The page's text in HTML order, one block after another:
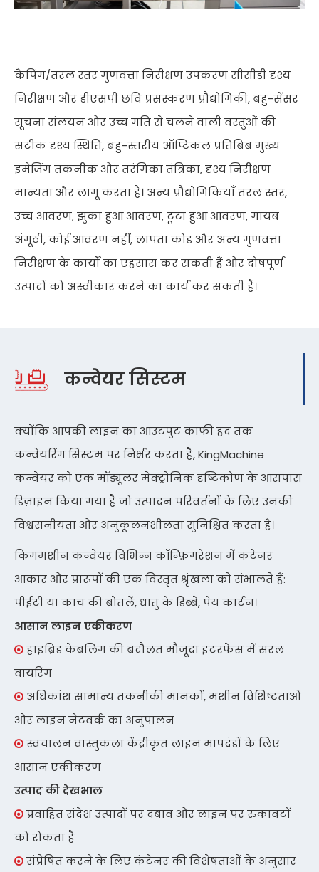
कैपिंग/तरल स्तर गुणवत्ता निरीक्षण उपकरण सीसीडी दृश्य
निरीक्षण और डीएसपी छवि प्रसंस्करण प्रौद्योगिकी, बहु-सेंसर
सूचना संलयन और उच्च गति से चलने वाली वस्तुओं की
सटीक दृश्य स्थिति, बहु-स्तरीय ऑप्टिकल प्रतिबिंब मुख्य
इमेजिंग तकनीक और तरंगिका तंत्रिका, दृश्य निरीक्षण
मान्यता और लागू करता है। अन्य प्रौद्योगिकियाँ तरल स्तर,
उच्च आवरण, झुका हुआ आवरण, टूटा हुआ आवरण, गायब
अंगूठी, कोई आवरण नहीं, लापता कोड और अन्य गुणवत्ता
निरीक्षण के कार्यों का एहसास कर सकती हैं और दोषपूर्ण
उत्पादों को अस्वीकार करने का कार्य कर सकती हैं।
कन्वेयर सिस्टम
क्योंकि आपकी लाइन का आउटपुट काफी हद तक
कन्वेयरिंग सिस्टम पर निर्भर करता है, KingMachine
कन्वेयर को एक मॉड्यूलर मेक्ट्रोनिक दृष्टिकोण के आसपास
डिज़ाइन किया गया है जो उत्पादन परिवर्तनों के लिए उनकी
विश्वसनीयता और अनुकूलनशीलता सुनिश्चित करता है।
किंगमशीन कन्वेयर विभिन्न कॉन्फ़िगरेशन में कंटेनर
आकार और प्रारूपों की एक विस्तृत श्रृंखला को संभालते हैं:
पीईटी या कांच की बोतलें, धातु के डिब्बे, पेय कार्टन।
आसान लाइन एकीकरण
 हाइब्रिड केबलिंग की बदौलत मौजूदा इंटरफेस में सरल
वायरिंग
 अधिकांश सामान्य तकनीकी मानकों, मशीन विशिष्टताओं
और लाइन नेटवर्क का अनुपालन
 स्वचालन वास्तुकला केंद्रीकृत लाइन मापदंडों के लिए
आसान एकीकरण
उत्पाद की देखभाल
 प्रवाहित संदेश उत्पादों पर दबाव और लाइन पर रुकावटों
को रोकता है
 संप्रेषित करने के लिए कंटेनर की विशेषताओं के अनुसार